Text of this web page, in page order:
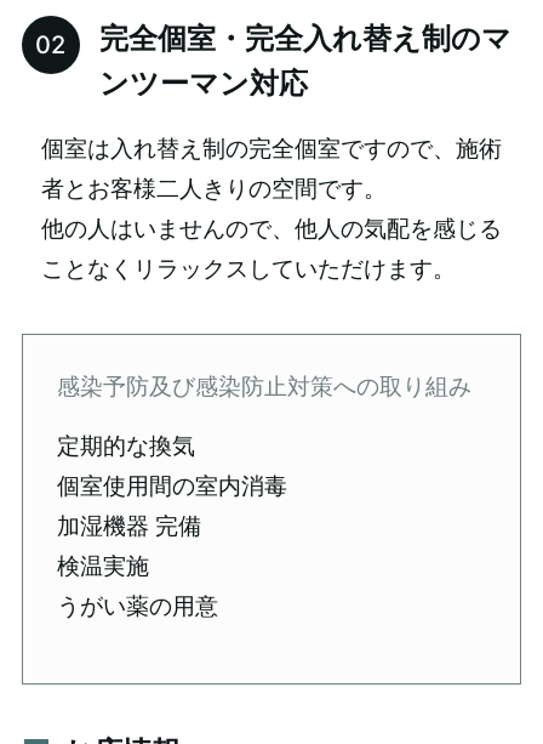
完全個室・完全入れ替え制のマ
ンツーマン対応
個室は入れ替え制の完全個室ですので、施術
者とお客様二人きりの空間です。
他の人はいませんので、他人の気配を感じる
ことなくリラックスしていただけます。
感染予防及び感染防止対策への取り組み
定期的な換気
個室使用間の室内消毒
加湿機器 完備
検温実施
うがい薬の用意